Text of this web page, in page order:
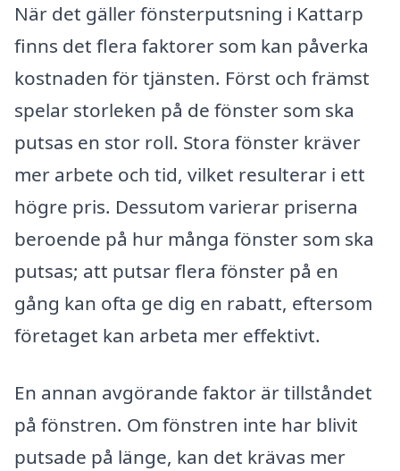
När det gäller fönsterputsning i Kattarp
finns det flera faktorer som kan påverka
kostnaden för tjänsten. Först och främst
spelar storleken på de fönster som ska
putsas en stor roll. Stora fönster kräver
mer arbete och tid, vilket resulterar i ett
högre pris. Dessutom varierar priserna
beroende på hur många fönster som ska
putsas; att putsar flera fönster på en
gång kan ofta ge dig en rabatt, eftersom
företaget kan arbeta mer effektivt.
En annan avgörande faktor är tillståndet
på fönstren. Om fönstren inte har blivit
putsade på länge, kan det krävas mer